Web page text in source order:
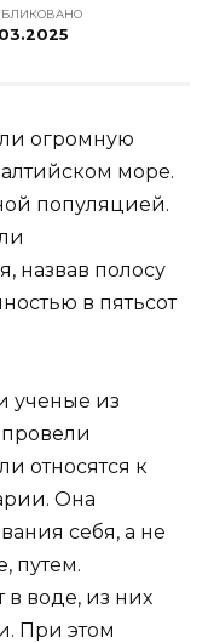
огромную
море.
популяцией.
назвав полосу
в пятьсот
ученые из
относятся к
Она
себя, а не
путем.
воде, из них
При этом